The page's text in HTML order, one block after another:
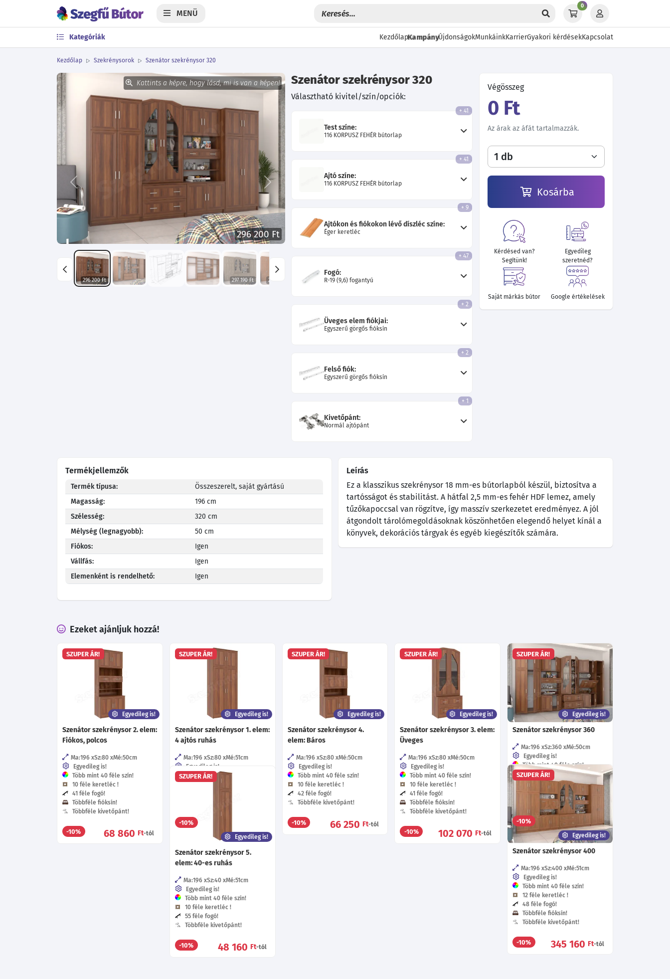
MENÜ
0
Kategóriák KezdőlapKampányÚjdonságokMunkáinkKarrierGyakori kérdésekKapcsolat
Kezdőlap Szekrénysorok Szenátor szekrénysor 320
Kattints a képre, hogy lásd, mi is van a képen!
296 200 Ft
Előző Következő
296 200 Ft 297 190 Ft 296 470 Ft 302 500 Ft 296 470 Ft
Szenátor szekrénysor 320
Választható kivitel/szín/opciók:
Test színe:
116 KORPUSZ FEHÉR bútorlap
+ 41
Ajtó színe:
116 KORPUSZ FEHÉR bútorlap
+ 41
Ajtókon és fiókokon lévő díszléc színe:
Éger keretléc
+ 9
Fogó:
R-19 (9,6) fogantyú
+ 47
Üveges elem fiókjai:
Egyszerű görgős fióksín
+ 2
Felső fiók:
Egyszerű görgős fióksín
+ 2
Kivetőpánt:
Normál ajtópánt
+ 1
Végösszeg
0 Ft
Az árak az áfát tartalmazzák.
Kosárba
Kérdésed van?
Segítünk!
Egyedileg
szeretnéd?
Saját márkás bútor Google értékelések
Termékjellemzők
Termék típusa:
Összeszerelt, saját gyártású
Magasság:
196 cm
Szélesség:
320 cm
Mélység (legnagyobb):
50 cm
Fiókos:
Igen
Vállfás:
Igen
Elemenként is rendelhető:
Igen
Leírás
Ez a klasszikus szekrénysor 18 mm-es bútorlapból készül, biztosítva a
tartósságot és stabilitást. A hátfal 2,5 mm-es fehér HDF lemez, amely
tűzőkapoccsal van rögzítve, így masszív szerkezetet eredményez. A jól
átgondolt tárolómegoldásoknak köszönhetően elegendő helyet kínál a
könyvek, dekorációs tárgyak és egyéb kiegészítők számára.
Ezeket ajánljuk hozzá!
SZUPER ÁR!
Egyedileg is!
Szenátor szekrénysor 2. elem:
Fiókos, polcos
Ma:196 Sz:80 Mé:50cm
Egyedileg is!
Több mint 40 féle szín!
10 féle keretléc !
41 féle fogó!
Többféle fióksín!
Többféle kivetőpánt!
-10% 68 860 Ft-tól
SZUPER ÁR!
Egyedileg is!
Szenátor szekrénysor 1. elem:
4 ajtós ruhás
Ma:196 Sz:80 Mé:51cm
Egyedileg is!
Több mint 40 féle szín!
10 féle keretléc !
-10%
SZUPER ÁR!
Egyedileg is!
Szenátor szekrénysor 4.
elem: Báros
Ma:196 Sz:80 Mé:50cm
Egyedileg is!
Több mint 40 féle szín!
10 féle keretléc !
42 féle fogó!
Többféle kivetőpánt!
-10% 66 250 Ft-tól
SZUPER ÁR!
Egyedileg is!
Szenátor szekrénysor 3. elem:
Üveges
Ma:196 Sz:80 Mé:50cm
Egyedileg is!
Több mint 40 féle szín!
10 féle keretléc !
41 féle fogó!
Többféle fióksín!
Többféle kivetőpánt!
-10% 102 070 Ft-tól
SZUPER ÁR!
Egyedileg is!
Szenátor szekrénysor 360
Ma:196 Sz:360 Mé:50cm
Egyedileg is!
Több mint 40 féle szín!
12 féle keretléc !
48 féle fogó!
Többféle fióksín!
Többféle kivetőpánt!
-10% 329 230Ft -tól
SZUPER ÁR!
Egyedileg is!
Szenátor szekrénysor 400
Ma:196 Sz:400 Mé:51cm
Egyedileg is!
Több mint 40 féle szín!
12 féle keretléc !
48 féle fogó!
Többféle fióksín!
Többféle kivetőpánt!
-10% 345 160 Ft-tól
SZUPER ÁR!
Egyedileg is!
Szenátor szekrénysor 5.
elem: 40-es ruhás
Ma:196 Sz:40 Mé:51cm
Egyedileg is!
Több mint 40 féle szín!
10 féle keretléc !
55 féle fogó!
Többféle kivetőpánt!
-10% 48 160 Ft-tól